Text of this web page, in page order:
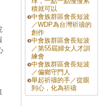
積就可以
中會族群區會長短波
／WDP為台灣祈禱的
創作
中會族群區會長短波
／第55屆婦女人才訓
練會
中會族群區會長短波
／偏鄉守門人
舉起祈禱的手／從眼
到心，化為祈禱